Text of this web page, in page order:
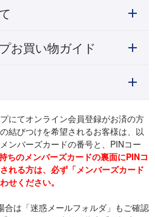
お買い物ガイド
にてオンライン会員登録がお済の方
結びつけを希望されるお客様は、以
ンバーズカードの番号と、PINコー
ちのメンバーズカードの裏面にPINコ
れる方は、必ず「メンバーズカード
せください。
合は「迷惑メールフォルダ」もご確認